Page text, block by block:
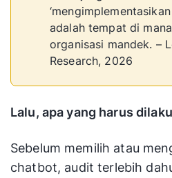
adalah tempat di
organisasi mandek. –
Research, 2026
Lalu, apa yang harus
Sebelum memilih atau
chatbot, audit terlebih